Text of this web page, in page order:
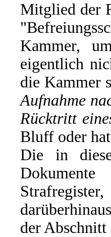
Mitglied der
Kammer,
eigentlich
die Kammer
Aufnahme
Rücktritt
Bluff oder
Die in
der Abschnitt